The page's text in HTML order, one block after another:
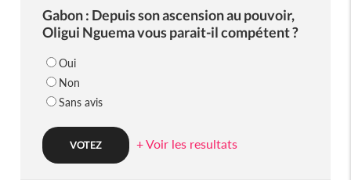
Gabon : Depuis son ascension au pouvoir,
Oligui Nguema vous parait-il compétent ?
Oui
Non
Sans avis
+ Voir les resultats